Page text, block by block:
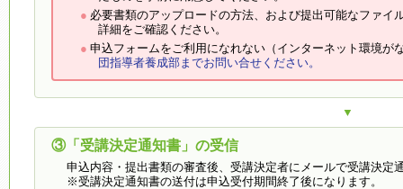
必要書類のアップロードの方法、および提出可能なファイ
詳細をご確認ください。
申込フォームをご利用になれない（インターネット環境が
団指導者養成部までお問い合せください。
▼
③「受講決定通知書」の受信
申込内容・提出書類の審査後、受講決定者にメールで受講決定
※受講決定通知書の送付は申込受付期間終了後になります。